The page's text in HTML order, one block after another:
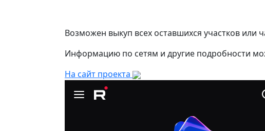
Возможен выкуп всех оставшихся участков
Информацию по сетям и другие подробности
На сайт проекта